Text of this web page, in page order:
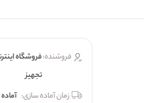
فروشنده:فروشگاه
تجهیز
زمان آماده سازی: